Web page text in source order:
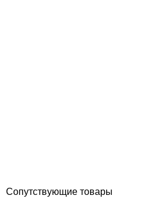
Сопутствующие товары